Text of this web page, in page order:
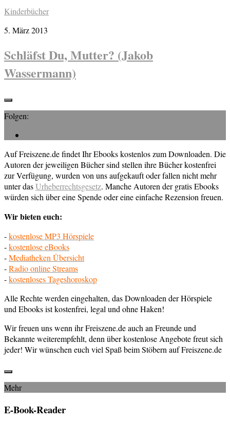
Kinderbücher
5. März 2013
Schläfst Du, Mutter? (Jakob
Wassermann)
Folgen:
Auf Freiszene.de findet Ihr Ebooks kostenlos zum Downloaden. Die
Autoren der jeweiligen Bücher sind stellen ihre Bücher kostenfrei
zur Verfügung, wurden von uns aufgekauft oder fallen nicht mehr
unter dasUrheberrechtsgesetz. Manche Autoren der gratis Ebooks
würden sich über eine Spende oder eine einfache Rezension freuen.
Wir bieten euch:
-kostenlose MP3 Hörspiele
-kostenlose eBooks
-Mediatheken Übersicht
-Radio online Streams
-kostenloses Tageshoroskop
Alle Rechte werden eingehalten, das Downloaden der Hörspiele
und Ebooks ist kostenfrei, legal und ohne Haken!
Wir freuen uns wenn ihr Freiszene.de auch an Freunde und
Bekannte weiterempfehlt, denn über kostenlose Angebote freut sich
jeder! Wir wünschen euch viel Spaß beim Stöbern auf Freiszene.de
Mehr
E-Book-Reader